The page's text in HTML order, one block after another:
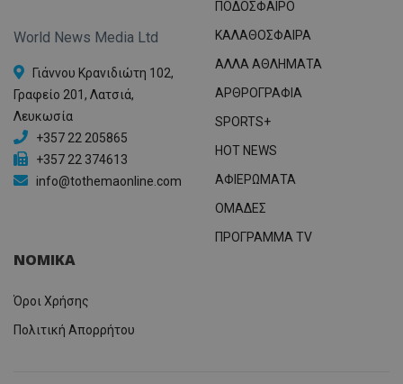
World News Media Ltd
Γιάννου Κρανιδιώτη 102,
Γραφείο 201, Λατσιά,
Λευκωσία
+357 22 205865
+357 22 374613
info@tothemaonline.com
ΠΟΔΟΣΦΑΙΡΟ
ΚΑΛΑΘΟΣΦΑΙΡΑ
ΑΛΛΑ ΑΘΛΗΜΑΤΑ
ΑΡΘΡΟΓΡΑΦΙΑ
SPORTS+
HOT NEWS
ΑΦΙΕΡΩΜΑΤΑ
ΟΜΑΔΕΣ
ΠΡΟΓΡΑΜΜΑ TV
ΝΟΜΙΚΑ
Όροι Χρήσης
Πολιτική Απορρήτου